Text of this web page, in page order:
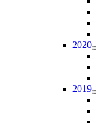
2020
2019